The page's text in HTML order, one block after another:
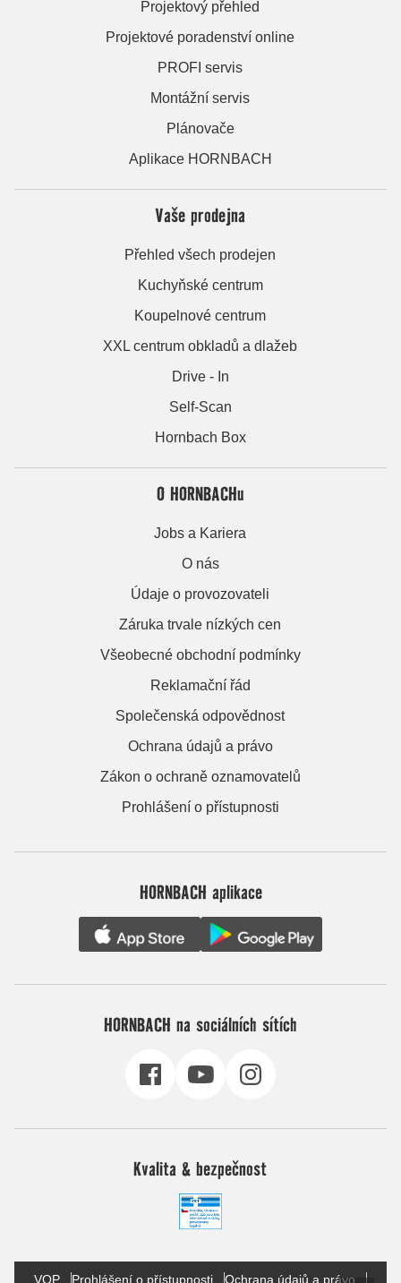
Projektový přehled
Projektové poradenství online
PROFI servis
Montážní servis
Plánovače
Aplikace HORNBACH
Vaše prodejna
Přehled všech prodejen
Kuchyňské centrum
Koupelnové centrum
XXL centrum obkladů a dlažeb
Drive - In
Self-Scan
Hornbach Box
O HORNBACHu
Jobs a Kariera
O nás
Údaje o provozovateli
Záruka trvale nízkých cen
Všeobecné obchodní podmínky
Reklamační řád
Společenská odpovědnost
Ochrana údajů a právo
Zákon o ochraně oznamovatelů
Prohlášení o přístupnosti
HORNBACH aplikace
HORNBACH na sociálních sítích
Kvalita & bezpečnost
VOP Prohlášení o přístupnosti Ochrana údajů a právo